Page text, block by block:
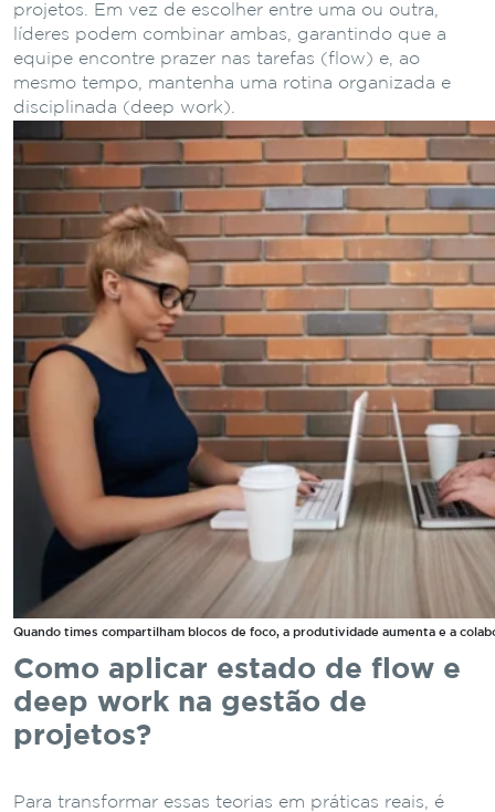
projetos. Em vez de escolher entre uma ou outra,
líderes podem combinar ambas, garantindo que a
equipe encontre prazer nas tarefas (flow) e, ao
mesmo tempo, mantenha uma rotina organizada e
disciplinada (deep work).
Quando times compartilham blocos de foco, a produtividade aumenta e a
Como aplicar estado de flow e
deep work na gestão de
projetos?
Para transformar essas teorias em práticas reais, é